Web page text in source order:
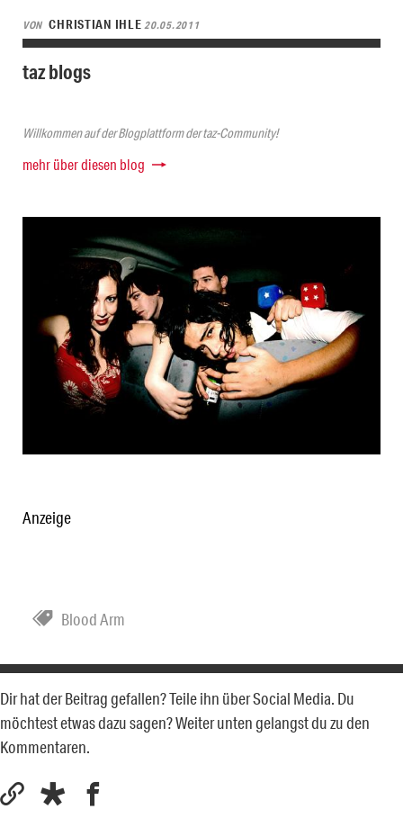
VON CHRISTIAN IHLE20.05.2011
taz blogs
Willkommen auf der Blogplattform der taz-Community!
mehr über diesen blog
Anzeige
Blood Arm
Dir hat der Beitrag gefallen? Teile ihn über Social Media. Du
möchtest etwas dazu sagen? Weiter unten gelangst du zu den
Kommentaren.